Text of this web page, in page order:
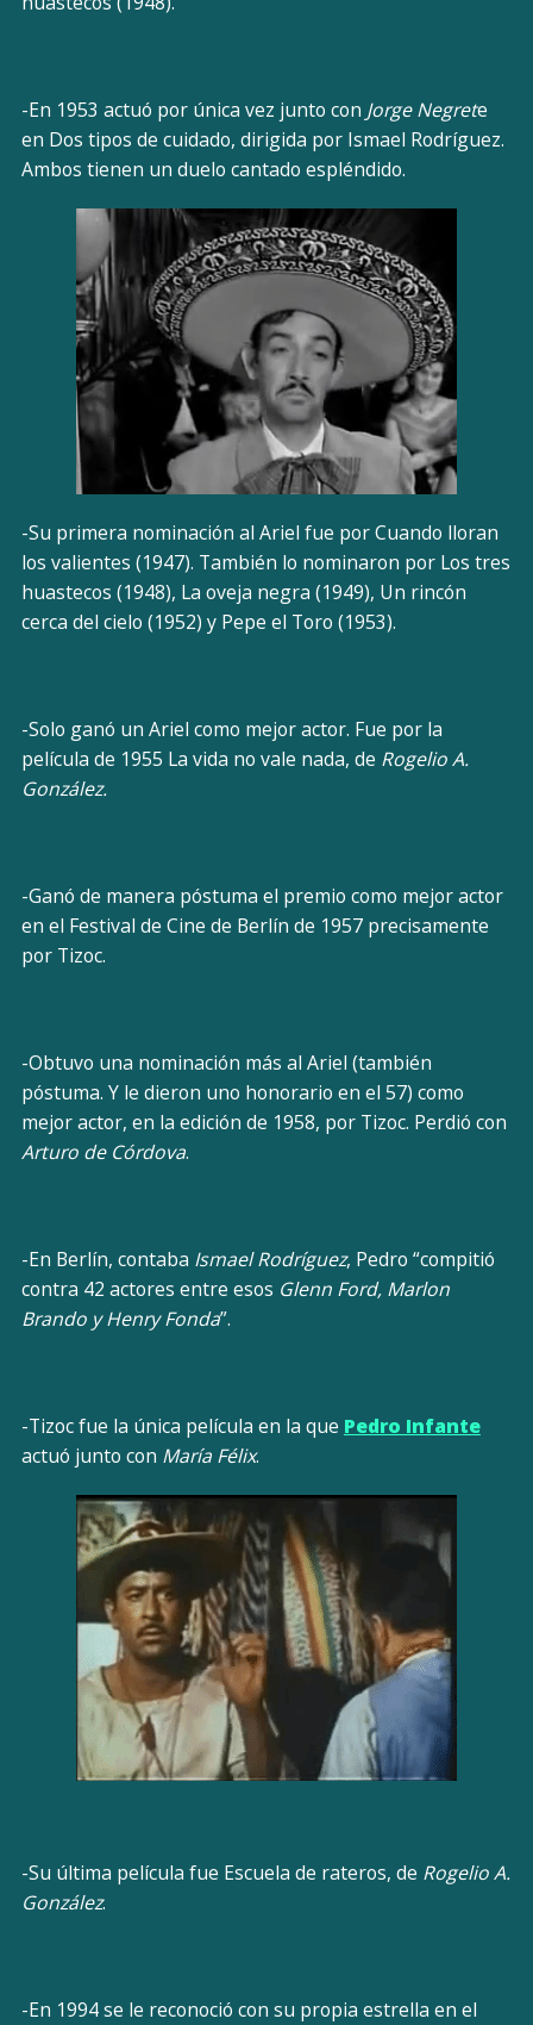
-En 1953 actuó por única vez junto con Jorge Negrete
en Dos tipos de cuidado, dirigida por Ismael Rodríguez.
Ambos tienen un duelo cantado espléndido.
-Su primera nominación al Ariel fue por Cuando lloran
los valientes (1947). También lo nominaron por Los tres
huastecos (1948), La oveja negra (1949), Un rincón
cerca del cielo (1952) y Pepe el Toro (1953).
-Solo ganó un Ariel como mejor actor. Fue por la
película de 1955 La vida no vale nada, de Rogelio A.
González.
-Ganó de manera póstuma el premio como mejor actor
en el Festival de Cine de Berlín de 1957 precisamente
por Tizoc.
-Obtuvo una nominación más al Ariel (también
póstuma. Y le dieron uno honorario en el 57) como
mejor actor, en la edición de 1958, por Tizoc. Perdió con
Arturo de Córdova.
-En Berlín, contaba Ismael Rodríguez, Pedro “compitió
contra 42 actores entre esos Glenn Ford, Marlon
Brando y Henry Fonda”.
-Tizoc fue la única película en la que Pedro Infante
actuó junto con María Félix.
-Su última película fue Escuela de rateros, de Rogelio A.
González.
-En 1994 se le reconoció con su propia estrella en el